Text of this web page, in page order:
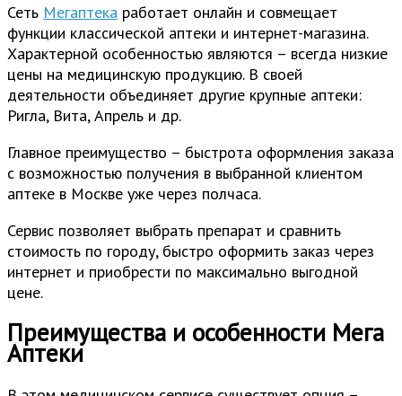
Сеть Мегаптека работает онлайн и совмещает
функции классической аптеки и интернет-магазина.
Характерной особенностью являются – всегда низкие
цены на медицинскую продукцию. В своей
деятельности объединяет другие крупные аптеки:
Ригла, Вита, Апрель и др.
Главное преимущество – быстрота оформления заказа
с возможностью получения в выбранной клиентом
аптеке в Москве уже через полчаса.
Сервис позволяет выбрать препарат и сравнить
стоимость по городу, быстро оформить заказ через
интернет и приобрести по максимально выгодной
цене.
Преимущества и особенности Мега
Аптеки